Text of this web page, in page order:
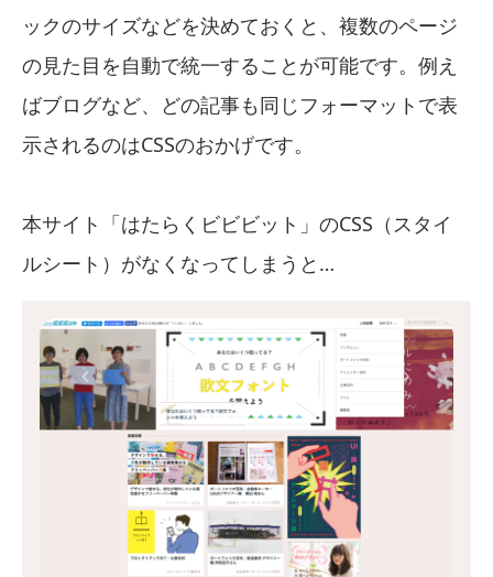
ックのサイズなどを決めておくと、複数のページ
の見た目を自動で統一することが可能です。例え
ばブログなど、どの記事も同じフォーマットで表
示されるのはCSSのおかげです。
本サイト「はたらくビビビット」のCSS（スタイ
ルシート）がなくなってしまうと…